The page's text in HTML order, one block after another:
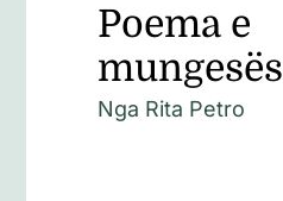
Poema e
mungesës
Nga Rita Petro